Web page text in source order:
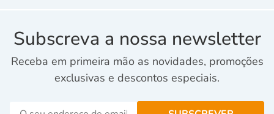
Subscreva a nossa newsletter
Receba em primeira mão as novidades, promoções
exclusivas e descontos especiais.